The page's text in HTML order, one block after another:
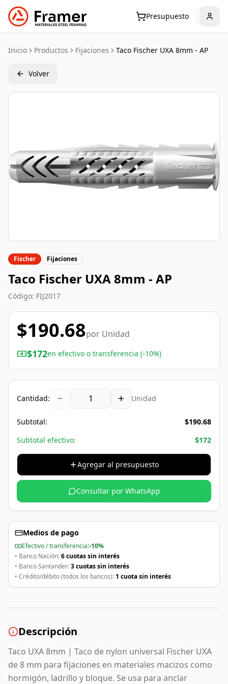
Presupuesto
Inicio Productos Fijaciones Taco Fischer UXA 8mm - AP
Volver
Fischer Fijaciones
Taco Fischer UXA 8mm - AP
Código: FIJ2017
$190.68por Unidad
$172en efectivo o transferencia (-10%)
Cantidad: Unidad
Subtotal: $190.68
Subtotal efectivo:
$172
Agregar al presupuesto
Consultar por WhatsApp
Medios de pago
Efectivo / transferencia:-10%
• Banco Nación:6 cuotas sin interés
• Banco Santander:3 cuotas sin interés
• Crédito/débito (todos los bancos):1 cuota sin interés
Descripción
Taco UXA 8mm | Taco de nylon universal Fischer UXA
de 8 mm para fijaciones en materiales macizos como
hormigón, ladrillo y bloque. Se usa para anclar